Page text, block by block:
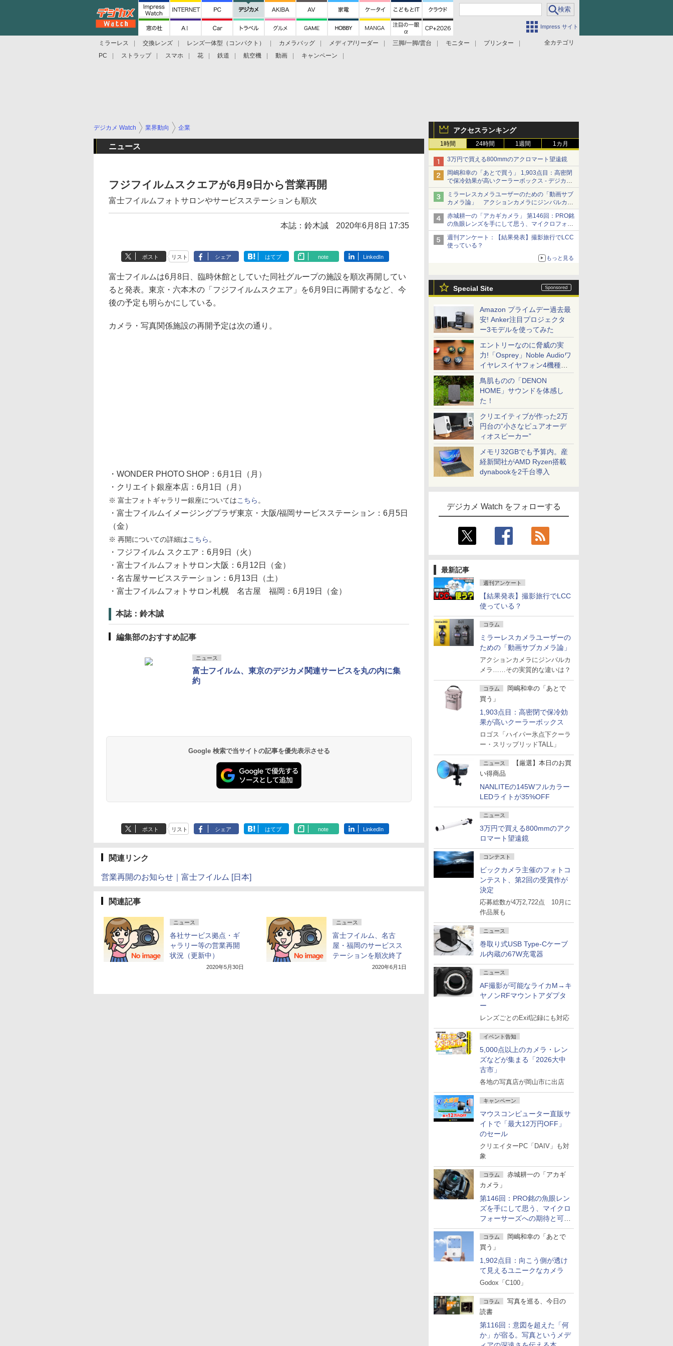
Impress サイト
全カテゴリ
ミラーレス 交換レンズ レンズ一体型（コンパクト） カメラバッグ メディア/リーダー 三脚/一脚/雲台 モニター
プリンター
PC
ストラップ スマホ 花 鉄道 航空機 動画 キャンペーン
アクセスランキング
1時間 24時間 1週間 1カ月
3万円で買える800mmのアクロマート望遠鏡
岡嶋和幸の「あとで買う」 1,903点目：高密閉
で保冷効果が高いクーラーボックス - デジカメ
Watch
ミラーレスカメラユーザーのための「動画サブ
カメラ論」 アクションカメラにジンバルカメ
ラ……その実質的な違いは？
赤城耕一の「アカギカメラ」 第146回：PRO銘
の魚眼レンズを手にして思う、マイクロフォー
サーズへの期待と可能性
週刊アンケート：【結果発表】撮影旅行でLCC
使っている？
もっと見る
Special Site
Amazon プライムデー過去最
安! Anker注目プロジェクタ
ー3モデルを使ってみた
エントリーなのに脅威の実
力!「Osprey」Noble Audioワ
イヤレスイヤフォン4機種を
一気に聴く
鳥肌ものの「DENON
HOME」サウンドを体感し
た！
クリエイティブが作った2万
円台の“小さなピュアオーデ
ィオスピーカー”
メモリ32GBでも予算内。産
経新聞社がAMD Ryzen搭載
dynabookを2千台導入
デジカメ Watch をフォローする
最新記事
週刊アンケート
【結果発表】撮影旅行でLCC
使っている？
コラム
ミラーレスカメラユーザーの
ための「動画サブカメラ論」
アクションカメラにジンバルカ
メラ……その実質的な違いは？
コラム
岡嶋和幸の「あとで
買う」
1,903点目：高密閉で保冷効
果が高いクーラーボックス
ロゴス「ハイパー氷点下クーラ
ー・スリップリッドTALL」
ニュース
【厳選】本日のお買
い得商品
NANLITEの145Wフルカラー
LEDライトが35%OFF
ニュース
3万円で買える800mmのアク
ロマート望遠鏡
コンテスト
ビックカメラ主催のフォトコ
ンテスト、第2回の受賞作が
決定
応募総数が4万2,722点 10月に
作品展も
ニュース
巻取り式USB Type-Cケーブ
ル内蔵の67W充電器
ニュース
AF撮影が可能なライカM→キ
ヤノンRFマウントアダプタ
ー
レンズごとのExif記録にも対応
イベント告知
5,000点以上のカメラ・レン
ズなどが集まる「2026大中
古市」
各地の写真店が岡山市に出店
キャンペーン
マウスコンピューター直販サ
イトで「最大12万円OFF」
のセール
クリエイターPC「DAIV」も対
象
コラム
赤城耕一の「アカギ
カメラ」
第146回：PRO銘の魚眼レン
ズを手にして思う、マイクロ
フォーサーズへの期待と可能
性
コラム
岡嶋和幸の「あとで
買う」
1,902点目：向こう側が透け
て見えるユニークなカメラ
Godox「C100」
コラム
写真を巡る、今日の
読書
第116回：意図を超えた「何
か」が宿る。写真というメデ
デジカメ Watch 業界動向 企業
ニュース
フジフイルムスクエアが6月9日から営業再開
富士フイルムフォトサロンやサービスステーションも順次
本誌：鈴木誠 2020年6月8日 17:35
ポスト リスト シェア はてブ note LinkedIn
富士フイルムは6月8日、臨時休館としていた同社グループの施設を順次再開してい
ると発表。東京・六本木の「フジフイルムスクエア」を6月9日に再開するなど、今
後の予定も明らかにしている。
カメラ・写真関係施設の再開予定は次の通り。
・WONDER PHOTO SHOP：6月1日（月）
・クリエイト銀座本店：6月1日（月）
※ 富士フォトギャラリー銀座についてはこちら 。
・富士フイルムイメージングプラザ東京・大阪/福岡サービスステーション：6月5日
（金）
※ 再開についての詳細はこちら 。
・フジフイルム スクエア：6月9日（火）
・富士フイルムフォトサロン大阪：6月12日（金）
・名古屋サービスステーション：6月13日（土）
・富士フイルムフォトサロン札幌 名古屋 福岡：6月19日（金）
本誌：鈴木誠
編集部のおすすめ記事
ニュース
富士フイルム、東京のデジカメ関連サービスを丸の内に集
約
Google 検索で当サイトの記事を優先表示させる
ポスト リスト シェア はてブ note LinkedIn
関連リンク
営業再開のお知らせ｜富士フイルム [日本]
関連記事
ニュース
各社サービス拠点・ギ
ャラリー等の営業再開
状況（更新中）
2020年5月30日
ニュース
富士フイルム、名古
屋・福岡のサービスス
テーションを順次終了
2020年6月1日